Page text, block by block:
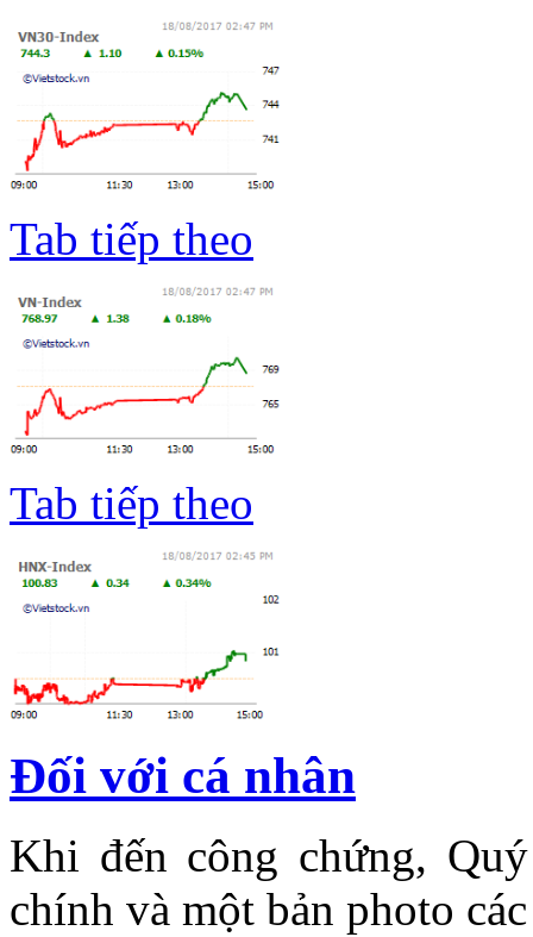
Tab tiếp theo
Tab tiếp theo
Đối với cá nhân
Khi đến công chứng,
chính và một bản photo